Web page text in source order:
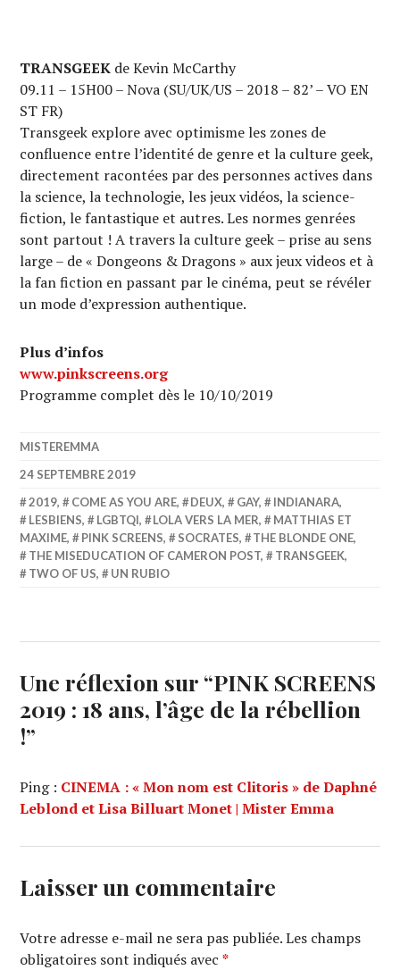
TRANSGEEK de Kevin McCarthy
09.11 – 15H00 – Nova (SU/UK/US – 2018 – 82’ – VO EN
ST FR)
Transgeek explore avec optimisme les zones de
confluence entre l’identité de genre et la culture geek,
directement racontées par des personnes actives dans
la science, la technologie, les jeux vidéos, la science-
fiction, le fantastique et autres. Les normes genrées
sont partout ! A travers la culture geek – prise au sens
large – de « Dongeons & Dragons » aux jeux videos et à
la fan fiction en passant par le cinéma, peut se révéler
un mode d’expression authentique.
Plus d’infos
www.pinkscreens.org
Programme complet dès le 10/10/2019
MISTEREMMA
24 SEPTEMBRE 2019
2019, COME AS YOU ARE, DEUX, GAY, INDIANARA,
LESBIENS, LGBTQI, LOLA VERS LA MER,
MATTHIAS ET
MAXIME, PINK SCREENS, SOCRATES, THE BLONDE ONE,
THE MISEDUCATION OF CAMERON POST, TRANSGEEK,
TWO OF US, UN RUBIO
Une réflexion sur “PINK SCREENS
2019 : 18 ans, l’âge de la rébellion
!”
Ping : CINEMA : « Mon nom est Clitoris » de Daphné
Leblond et Lisa Billuart Monet | Mister Emma
Laisser un commentaire
Votre adresse e-mail ne sera pas publiée. Les champs
obligatoires sont indiqués avec*